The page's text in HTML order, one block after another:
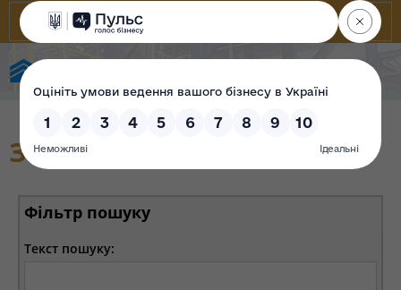
Звіти Фонду
Фільтр пошуку
Текст пошуку: